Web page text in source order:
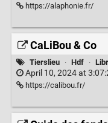
https://alaphonie.fr/
CaLiBou & Co
Tierslieu · Hdf ·
April 10, 2024 at
https://calibou.fr/